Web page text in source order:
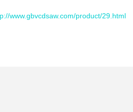
www.gbvcdsaw.com/product/29.html